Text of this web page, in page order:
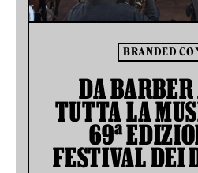
BRANDED
DA
TUTTA LA
69ª
FESTIVAL DEI